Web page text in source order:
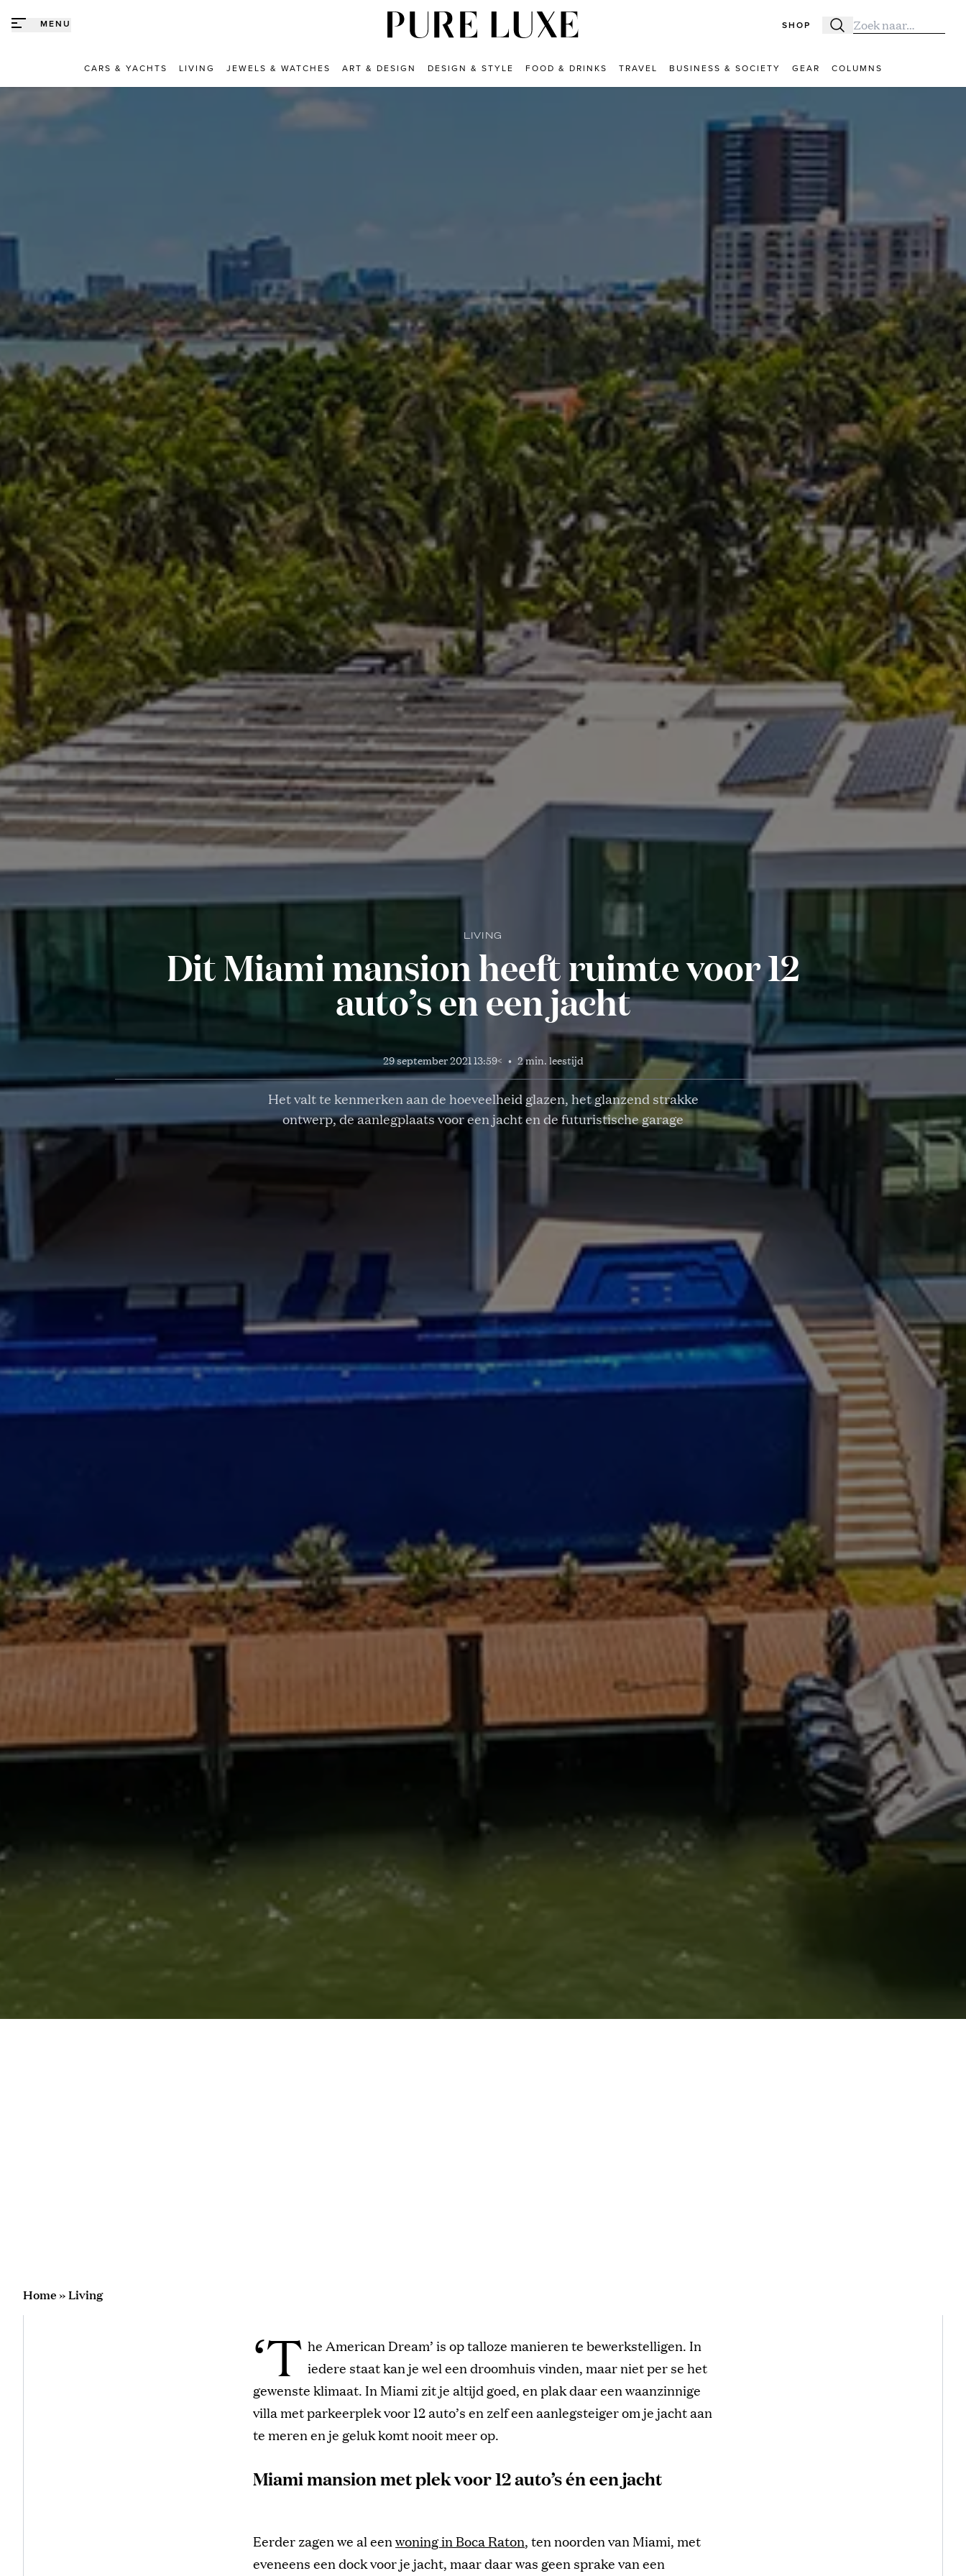
MENU SHOP Zoeken
Zoek naar:
CARS & YACHTS LIVING JEWELS & WATCHES ART & DESIGN DESIGN & STYLE FOOD & DRINKS TRAVEL BUSINESS & SOCIETY GEAR COLUMNS
LIVING
Dit Miami mansion heeft ruimte voor 12
auto’s en een jacht
29 september 2021 13:59< • 2 min. leestijd
Het valt te kenmerken aan de hoeveelheid glazen, het glanzend strakke
ontwerp, de aanlegplaats voor een jacht en de futuristische garage
Home»Living
‘T he American Dream’ is op talloze manieren te bewerkstelligen. In
iedere staat kan je wel een droomhuis vinden, maar niet per se het
gewenste klimaat. In Miami zit je altijd goed, en plak daar een waanzinnige
villa met parkeerplek voor 12 auto’s en zelf een aanlegsteiger om je jacht aan
te meren en je geluk komt nooit meer op.
Miami mansion met plek voor 12 auto’s én een jacht
Eerder zagen we al eenwoning in Boca Raton, ten noorden van Miami, met
eveneens een dock voor je jacht, maar daar was geen sprake van een